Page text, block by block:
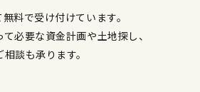
料で受け付けています。
必要な資金計画や土地探し、
談も承ります。